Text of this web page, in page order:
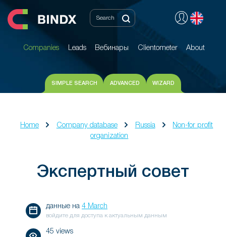
Companies Leads Вебинары Clientometer About
Companies Leads Вебинары Clientometer About
SIMPLE SEARCH ADVANCED WIZARD
Home Company database Russia
Non-for profit
organization
Экспертный совет
данные на 4 March
войдите для доступа к актуальным данным
45 views